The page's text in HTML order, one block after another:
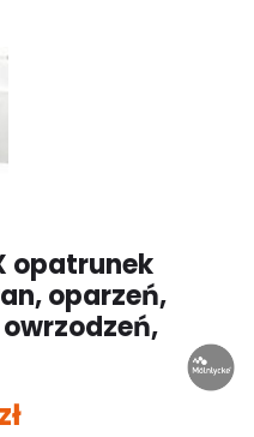
opatrunek
oparzeń,
zł